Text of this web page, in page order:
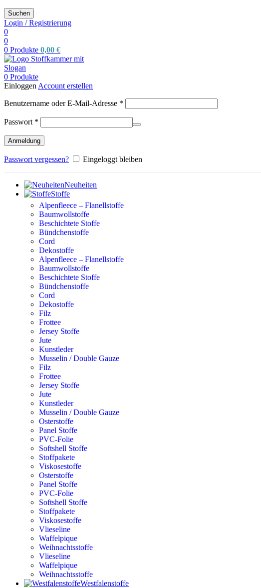
Suchen
Login / Registrierung
0
0
0 Produkte 0,00 €
0 Produkte
Einloggen Account erstellen
Benutzername oder E-Mail-Adresse *
Passwort *
Anmeldung
Passwort vergessen? Eingeloggt bleiben
Neuheiten
Stoffe
Alpenfleece – Flanellstoffe
Baumwollstoffe
Beschichtete Stoffe
Bündchenstoffe
Cord
Dekostoffe
Alpenfleece – Flanellstoffe
Baumwollstoffe
Beschichtete Stoffe
Bündchenstoffe
Cord
Dekostoffe
Filz
Frottee
Jersey Stoffe
Jute
Kunstleder
Musselin / Double Gauze
Filz
Frottee
Jersey Stoffe
Jute
Kunstleder
Musselin / Double Gauze
Osterstoffe
Panel Stoffe
PVC-Folie
Softshell Stoffe
Stoffpakete
Viskosestoffe
Osterstoffe
Panel Stoffe
PVC-Folie
Softshell Stoffe
Stoffpakete
Viskosestoffe
Vlieseline
Waffelpique
Weihnachtsstoffe
Vlieseline
Waffelpique
Weihnachtsstoffe
Westfalenstoffe